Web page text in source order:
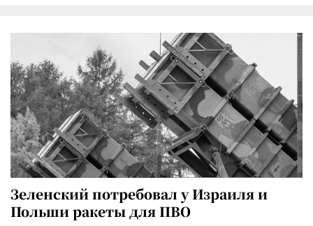
Зеленский потребовал у Израиля и
Польши ракеты для ПВО